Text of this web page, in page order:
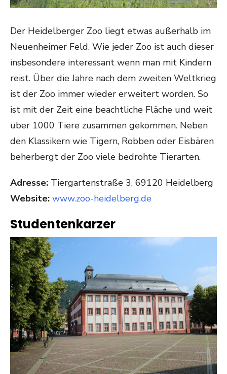
Der Heidelberger Zoo liegt etwas außerhalb im
Neuenheimer Feld. Wie jeder Zoo ist auch dieser
insbesondere interessant wenn man mit Kindern
reist. Über die Jahre nach dem zweiten Weltkrieg
ist der Zoo immer wieder erweitert worden. So
ist mit der Zeit eine beachtliche Fläche und weit
über 1000 Tiere zusammen gekommen. Neben
den Klassikern wie Tigern, Robben oder Eisbären
beherbergt der Zoo viele bedrohte Tierarten.
Adresse: Tiergartenstraße 3, 69120 Heidelberg
Website: www.zoo-heidelberg.de
Studentenkarzer